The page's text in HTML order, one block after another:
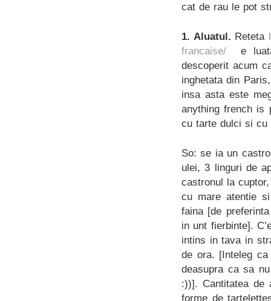
cat de rau le pot
1. Aluatul. Reteta
francaise/ e
descoperit acum
inghetata din
insa asta este
anything french
cu tarte dulci si
So: se ia un
ulei, 3 linguri de
castronul la
cu mare atentie
faina [de
in unt fierbinte].
intins in tava in
de ora. [Inteleg
deasupra ca sa
:))]. Cantitatea de
forme de